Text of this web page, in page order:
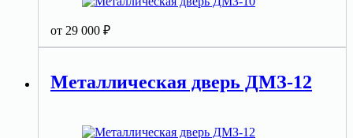
от 29 000 ₽
Металлическая дверь ДМЗ-12